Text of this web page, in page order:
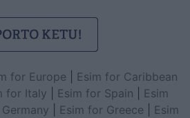
for Europe
Esim for Caribbean
for Italy Esim for Spain
Esim
Esim for Greece
Esim